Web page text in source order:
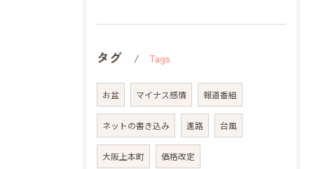
タグ Tags
お盆 マイナス感情 報道番組
ネットの書き込み 進路 台風
大阪上本町 価格改定